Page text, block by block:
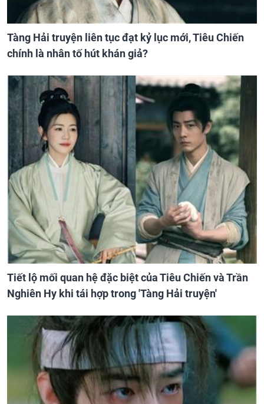
Tàng Hải truyện liên tục đạt kỷ lục mới, Tiêu Chiến
chính là nhân tố hút khán giả?
Tiết lộ mối quan hệ đặc biệt của Tiêu Chiến và Trần
Nghiên Hy khi tái hợp trong 'Tàng Hải truyện'